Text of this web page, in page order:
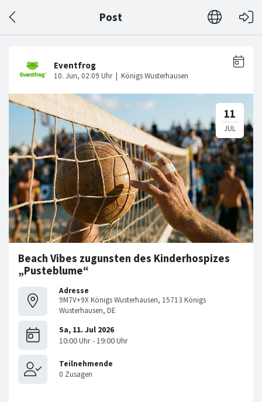
Post
Beach Vibes zugunsten des Kinderhospizes
„Pusteblume“
Adresse
9M7V+9X Königs Wusterhausen, 15713 Königs
Wusterhausen, DE